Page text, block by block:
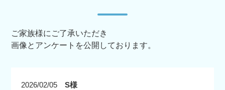
ご家族様にご了承いただき
画像とアンケートを公開しております。
2026/02/05 S様